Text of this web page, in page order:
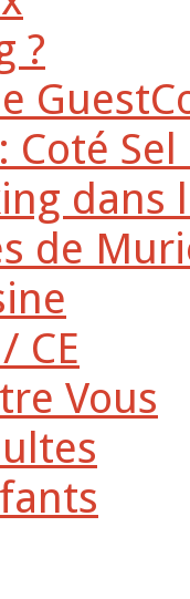
?
Coté
dans
de
CE
Vous